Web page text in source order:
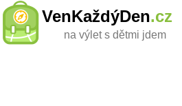
VenKaždýDen.cz
na výlet s dětmi jdem